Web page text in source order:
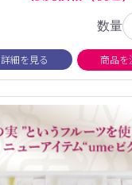
数量
詳細を見る 商品を